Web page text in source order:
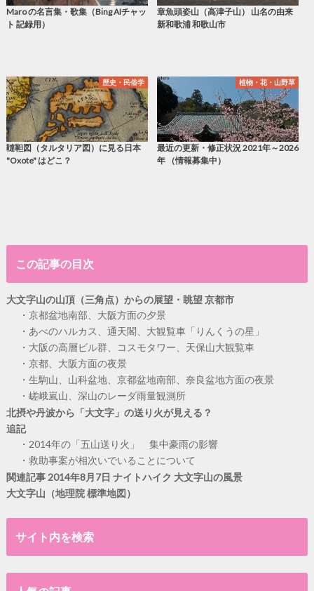
Maro の名言集・歌集（Bing AIチャッ
ト 記録用）
章魚頭姿山（高津子山） 山名の由来
新和歌浦 和歌山市
歴史・民俗学
韃靼図（タルタリア図）に見る日本
"Oxote" はどこ？
植物・花・山野草
最近の更新・修正状況 2021年～2026
年 （情報募集中）
この記事の目次
大文字山の山頂（三角点）からの展望・眺望 京都市
京都盆地南部、大阪方面の夕景
あべのハルカス、通天閣、大観覧車「りんくうの星」
大阪の高層ビル群、コスモタワー、天保山大観覧車
京都、大阪方面の夜景
生駒山、山科盆地、京都盆地南部、奈良盆地方面の夜景
嵯峨嵐山、深山のレーダ雨量観測所
北摂や丹波から「大文字」の送り火が見える？
追記
2014年の「五山送り火」 集中豪雨の影響
救助事案が相次いでいることについて
関連記事 2014年8月7日 ナイトハイク 大文字山の風景
大文字山（地理院 標準地図）
サイト内を検索